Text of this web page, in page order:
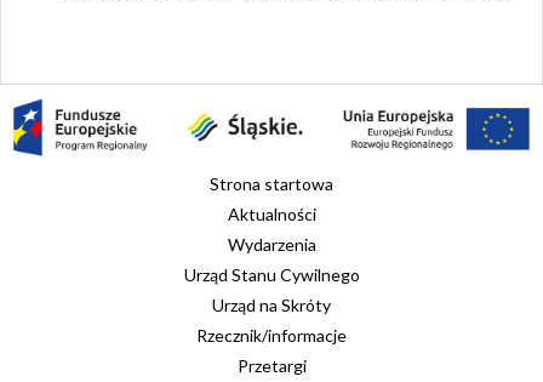
Strona startowa
Aktualności
Wydarzenia
Urząd Stanu Cywilnego
Urząd na Skróty
Rzecznik/informacje
Przetargi